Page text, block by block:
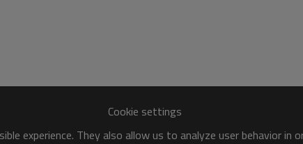
Cookie settings
experience. They also allow us to analyze user behavior